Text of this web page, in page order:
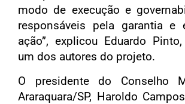
modo de execução e
responsáveis pela garantia e
ação”, explicou Eduardo
um dos autores do projeto.
O presidente do Conselho
Araraquara/SP, Haroldo